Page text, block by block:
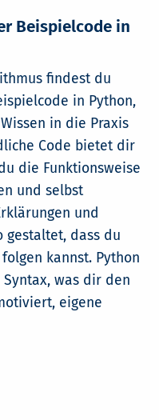
Beispielcode in
findest du
in Python,
in die Praxis
Code bietet dir
die Funktionsweise
und selbst
und
gestaltet, dass du
kannst. Python
was dir den
eigene